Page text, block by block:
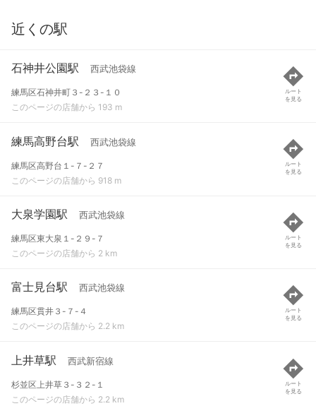
近くの駅
石神井公園駅 西武池袋線
練馬区石神井町３-２３-１０
このページの店舗から 193 m
ルート
を見る
練馬高野台駅 西武池袋線
練馬区高野台１-７-２７
このページの店舗から 918 m
ルート
を見る
大泉学園駅 西武池袋線
練馬区東大泉１-２９-７
このページの店舗から 2 km
ルート
を見る
富士見台駅 西武池袋線
練馬区貫井３-７-４
このページの店舗から 2.2 km
ルート
を見る
上井草駅 西武新宿線
杉並区上井草３-３２-１
このページの店舗から 2.2 km
ルート
を見る